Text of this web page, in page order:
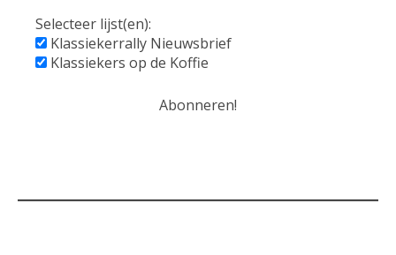
Selecteer lijst(en):
Klassiekerrally Nieuwsbrief
Klassiekers op de Koffie